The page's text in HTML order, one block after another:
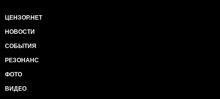
ЦЕНЗОР.НЕТ
НОВОСТИ
СОБЫТИЯ
РЕЗОНАНС
ФОТО
ВИДЕО